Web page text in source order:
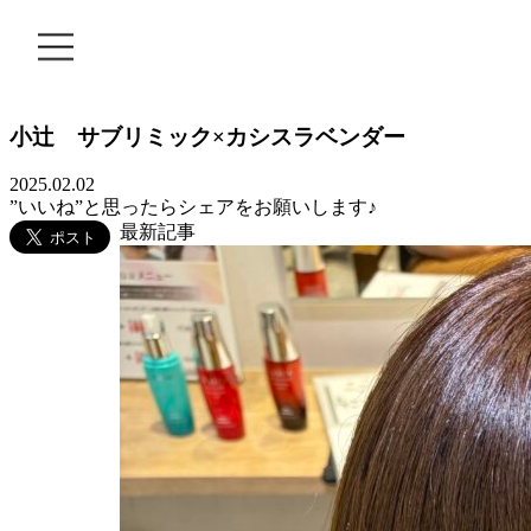
MOVIE
PRODUCT
RECRUIT
小辻 サブリミック×カシスラベンダー
2025.02.02
”いいね”と思ったらシェアをお願いします♪
最新記事